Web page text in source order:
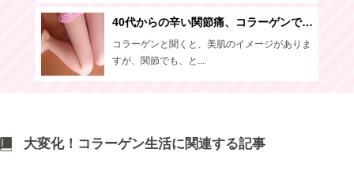
40代からの辛い関節痛、コラーゲンで痛みを対策しよう！
コラーゲンと聞くと、美肌のイメージがありま
すが、関節でも、と...
大変化！コラーゲン生活に関連する記事